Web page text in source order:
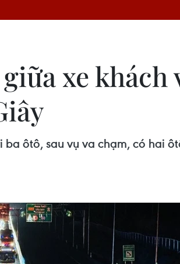
xe khách
ôtô, sau vụ va chạm, có hai